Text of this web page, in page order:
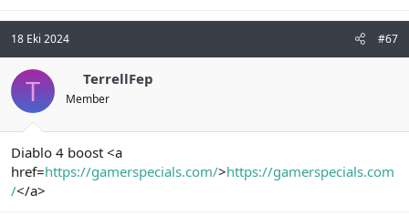
18 Eki 2024 #67
T TerrellFep
Member
Diablo 4 boost <a
href=https://gamerspecials.com/>https://gamerspecials.com
/</a>